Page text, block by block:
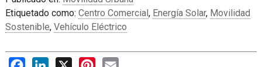
Etiquetado como: Centro Comercial , Energía Solar, Movilidad
Sostenible, Vehículo Eléctrico
FacebookLinkedIn Pinterest